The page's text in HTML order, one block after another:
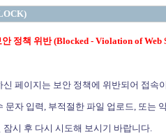
정책 위반 (Blocked - Violation of
페이지는 보안 정책에 위반되어 접속
문자 입력, 부적절한 파일 업로드, 또는
시 후 다시 시도해 보시기 바랍니다.